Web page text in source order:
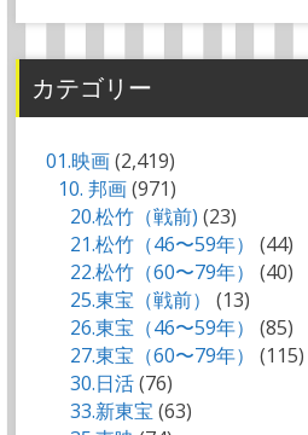
カテゴリー
01.映画(2,419)
10. 邦画(971)
20.松竹（戦前) (23)
21.松竹（46〜59年）
(44)
22.松竹（60〜79年）
(40)
25.東宝（戦前）
(13)
26.東宝（46〜59年）
(85)
27.東宝（60〜79年）
(115)
30.日活(76)
33.新東宝 (63)